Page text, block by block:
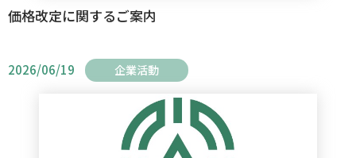
価格改定に関するご案内
2026/06/19 企業活動